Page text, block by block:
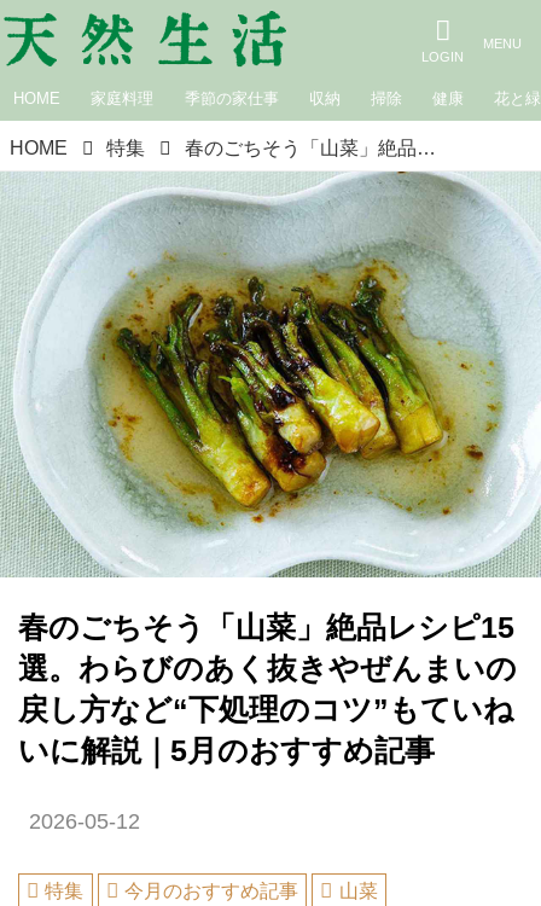
HOME 家庭料理 季節の家仕事 収納 掃除 健康 花と緑
HOME 特集 春のごちそう「山菜」絶品レシピ15選。わらびのあく抜きやぜんまいの戻し方など“下処理のコツ”もていねいに解説｜5月のおすすめ記事
春のごちそう「山菜」絶品レシピ15
選。わらびのあく抜きやぜんまいの
戻し方など“下処理のコツ”もていね
いに解説｜5月のおすすめ記事
2026-05-12
特集 今月のおすすめ記事
山菜